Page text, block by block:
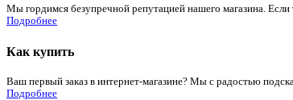
Мы гордимся безупречной репутацией нашего магазина. Если
Подробнее
Как купить
Ваш первый заказ в интернет-магазине? Мы с радостью
Подробнее